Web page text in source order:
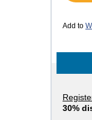
Add to
30%